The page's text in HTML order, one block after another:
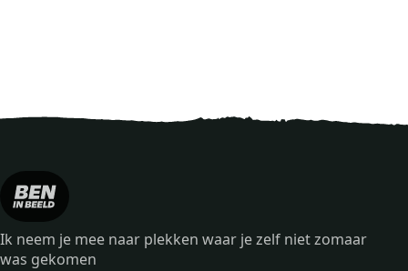
Ik neem je mee naar plekken waar je zelf niet zomaar
was gekomen